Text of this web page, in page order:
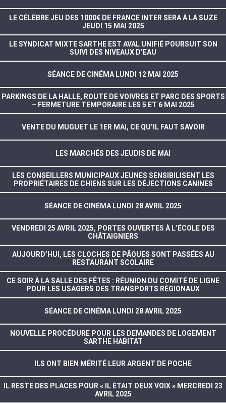
LE CÉLÈBRE JEU DES 1000€ DE FRANCE INTER SERA À LA SUZE
JEUDI 15 MAI 2025
LE SYNDICAT MIXTE SARTHE EST AVAL UNIFIÉ POURSUIT SON
SUIVI DES NIVEAUX D’EAU
SÉANCE DE CINÉMA LUNDI 12 MAI 2025
PARKINGS DE LA HALLE, ROUTE DE VOIVRES ET PARC DES SPORTS
– FERMETURE TEMPORAIRE LES 5 ET 6 MAI 2025
VENTE DU MUGUET LE 1ER MAI, CE QU’IL FAUT SAVOIR
LES MARCHÉS DES JEUDIS DE MAI
LES CONSEILLERS MUNICIPAUX JEUNES SENSIBILISENT LES
PROPRIÉTAIRES DE CHIENS SUR LES DÉJECTIONS CANINES
SÉANCE DE CINÉMA LUNDI 28 AVRIL 2025
VENDREDI 25 AVRIL 2025, PORTES OUVERTES À L’ÉCOLE DES
CHÂTAIGNIERS
AUJOURD’HUI, LES CLOCHES DE PÂQUES SONT PASSÉES AU
RESTAURANT SCOLAIRE
CE SOIR À LA SALLE DES FÊTES : RÉUNION DU COMITÉ DE LIGNE
POUR LES USAGERS DES TRANSPORTS RÉGIONAUX
SÉANCE DE CINÉMA LUNDI 28 AVRIL 2025
NOUVELLE PROCÉDURE POUR LES DEMANDES DE LOGEMENT
SARTHE HABITAT
ILS ONT BIEN MÉRITÉ LEUR ARGENT DE POCHE
IL RESTE DES PLACES POUR « IL ÉTAIT DEUX VOIX » MERCREDI 23
AVRIL 2025